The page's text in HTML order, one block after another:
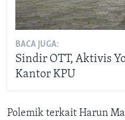
BACA JUGA:
Sindir OTT, Aktivis
Kantor KPU
Polemik terkait Harun